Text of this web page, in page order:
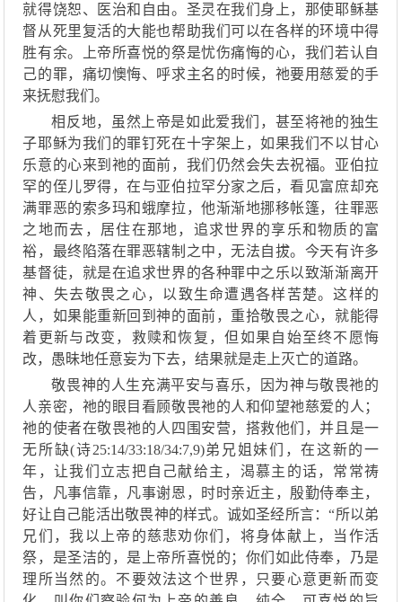
就得饶恕、医治和自由。圣灵在我们身上，那使耶稣基
督从死里复活的大能也帮助我们可以在各样的环境中得
胜有余。上帝所喜悦的祭是忧伤痛悔的心， 我们若认自
己的罪，痛切懊悔、 呼求主名的时候，祂要用慈爱的手
来抚慰我们。
相反地， 虽然 上帝是如此爱我们，甚至将祂的独生
子耶稣为我们的罪钉死在十字架上，如果我们不以甘心
乐意的心来到 祂的面前，我们仍然会失去祝福。亚伯拉
罕的侄儿罗得，在与亚伯拉罕分家之后，看见富庶却充
满罪恶的索多玛和蛾摩拉，他渐渐地挪移帐篷，往罪恶
之地而去，居住在那地，追求世界的享乐和物质的富
裕，最终陷落在罪恶辖制之中，无法自拔。今天有许多
基督徒，就是在追求世界的各种罪中之 乐以致渐渐离开
神 、失去敬畏之心， 以致生命遭遇各样苦楚。这样的
人， 如果能重新回到神的面前，重拾敬畏之心，就能得
着更新与改变，救赎和恢复，但如果自始至终不愿悔
改，愚昧地任意妄为下去，结果就是走上灭亡的道路。
敬畏神的人生充满平安与喜乐，
因为神与敬畏祂的
人亲密，祂的眼目看顾敬畏祂的人和仰望祂慈爱的人；
祂的使者在敬畏祂的人四围安营，搭救他们，并且是一
无所缺(诗25:14/33:18/34:7,9)弟兄姐妹们，在这新的一
年，让我们立志把自己献给主，渴慕主的话， 常常祷
告 ， 凡事信靠 ，凡事谢恩 ， 时时亲近主 ， 殷勤侍奉主，
好让自己能活出敬畏神的样式。诚如圣经所言：“所以弟
兄们，我以上帝的慈悲劝你们，将身体献上，当作活
祭，是圣洁的，是上帝所喜悦的 ； 你们如此侍奉，
乃是
理所当然的。不要效法这个世界，
只要心意更新而变